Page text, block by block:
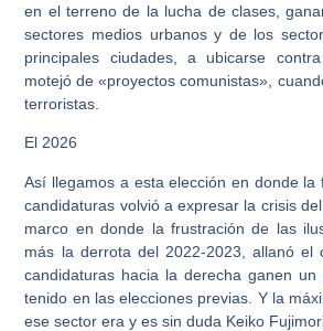
en el terreno de la lucha de clases,
sectores medios urbanos y de los
principales ciudades, a ubicarse
motejó de «proyectos comunistas»,
terroristas.
El 2026
Así llegamos a esta elección en donde la
candidaturas volvió a expresar la crisis
marco en donde la frustración de las
más la derrota del 2022-2023, allanó el
candidaturas hacia la derecha ganen
tenido en las elecciones previas. Y la
ese sector era y es sin duda Keiko